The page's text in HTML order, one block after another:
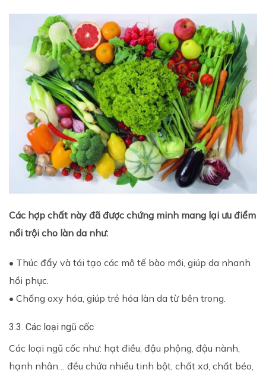
Các hợp chất này đã được chứng minh mang lại ưu điểm
nổi trội cho làn da như:
• Thúc đẩy và tái tạo các mô tế bào mới, giúp da nhanh
hồi phục.
• Chống oxy hóa, giúp trẻ hóa làn da từ bên trong.
3.3. Các loại ngũ cốc
Các loại ngũ cốc như: hạt điều, đậu phộng, đậu nành,
hạnh nhân… đều chứa nhiều tinh bột, chất xơ, chất béo,